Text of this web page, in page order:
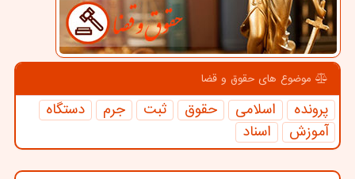
موضوع های حقوق و قضا
پرونده اسلامی حقوق ثبت جرم
دستگاه
آموزش
اسناد